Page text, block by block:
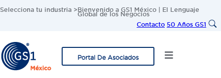
Selecciona tu industria > Bienvenido a GS1 México | El Lenguaje
Global de los Negocios
Contacto 50 Años GS1
Portal De Asociados